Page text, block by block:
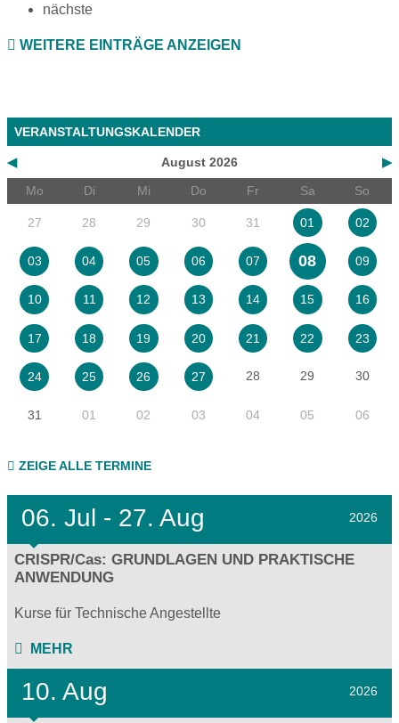
nächste
WEITERE EINTRÄGE ANZEIGEN
VERANSTALTUNGSKALENDER
◀ ▶
August 2026
Mo
Di Mi Do Fr Sa So
27 28 29 30 31 01 02
03 04 05 06 07 08 09
10 11 12 13 14 15 16
17 18 19 20 21 22 23
24 25 26 27 28 29 30
31 01 02 03 04 05 06
ZEIGE ALLE TERMINE
06. Jul - 27. Aug 2026
CRISPR/Cas: GRUNDLAGEN UND PRAKTISCHE
ANWENDUNG
Kurse für Technische Angestellte
MEHR
10. Aug 2026